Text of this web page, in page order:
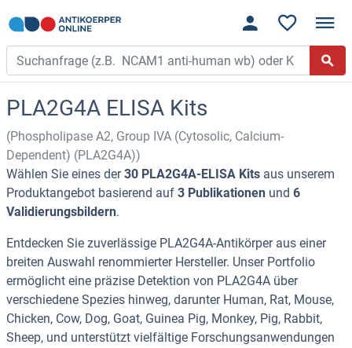
PLA2G4A ELISA Kits
(Phospholipase A2, Group IVA (Cytosolic, Calcium-
Dependent) (PLA2G4A))
Wählen Sie eines der30 PLA2G4A-ELISA Kits aus unserem
Produktangebot basierend auf 3 Publikationen und 6
Validierungsbildern.
Entdecken Sie zuverlässige PLA2G4A-Antikörper aus einer
breiten Auswahl renommierter Hersteller. Unser Portfolio
ermöglicht eine präzise Detektion von PLA2G4A über
verschiedene Spezies hinweg, darunter Human, Rat, Mouse,
Chicken, Cow, Dog, Goat, Guinea Pig, Monkey, Pig, Rabbit,
Sheep, und unterstützt vielfältige Forschungsanwendungen